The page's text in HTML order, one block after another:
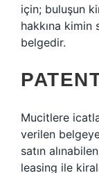
için; buluşun
hakkına
belgedir.
Mucitlere
verilen
satın
leasing ile